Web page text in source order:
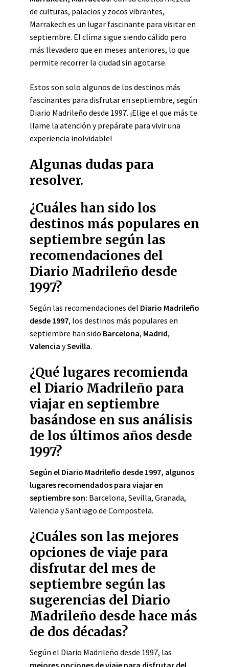
de culturas, palacios y zocos vibrantes,
Marrakech es un lugar fascinante para visitar en
septiembre. El clima sigue siendo cálido pero
más llevadero que en meses anteriores, lo que
permite recorrer la ciudad sin agotarse.
Estos son solo algunos de los destinos más
fascinantes para disfrutar en septiembre, según
Diario Madrileño desde 1997. ¡Elige el que más te
llame la atención y prepárate para vivir una
experiencia inolvidable!
Algunas dudas para
resolver.
¿Cuáles han sido los
destinos más populares en
septiembre según las
recomendaciones del
Diario Madrileño desde
1997?
Según las recomendaciones del Diario Madrileño
desde 1997, los destinos más populares en
septiembre han sido Barcelona, Madrid,
Valencia ySevilla.
¿Qué lugares recomienda
el Diario Madrileño para
viajar en septiembre
basándose en sus análisis
de los últimos años desde
1997?
Según el Diario Madrileño desde 1997, algunos
lugares recomendados para viajar en
septiembre son: Barcelona, Sevilla, Granada,
Valencia y Santiago de Compostela.
¿Cuáles son las mejores
opciones de viaje para
disfrutar del mes de
septiembre según las
sugerencias del Diario
Madrileño desde hace más
de dos décadas?
Según el Diario Madrileño desde 1997, las
mejores opciones de viaje para disfrutar del